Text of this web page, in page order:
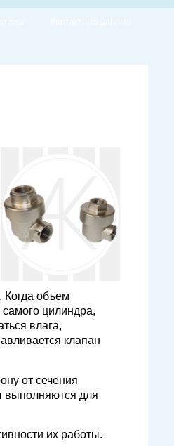
Когда объем
цилиндра,
влага,
клапан
от сечения
выполняются для
их работы.